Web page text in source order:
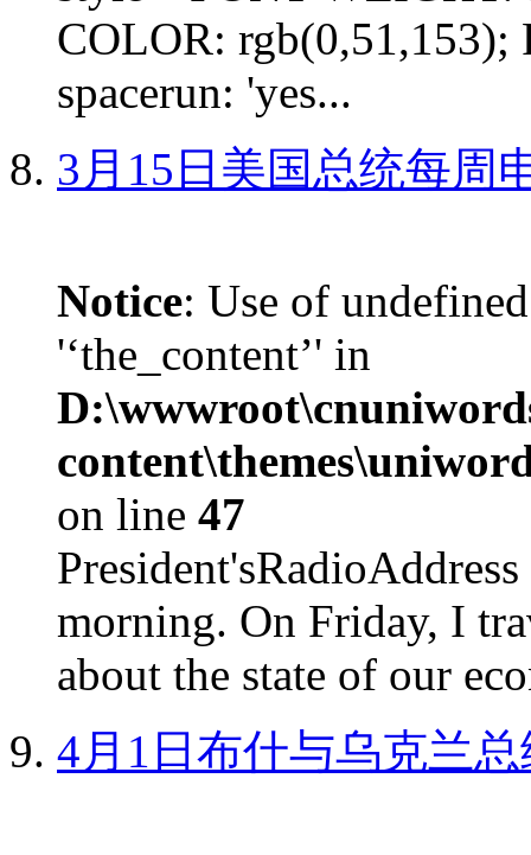
COLOR:
spacerun: 'yes...
3月15日美国总统每周
Notice: Use of
'‘the_content’' in
on line 47
morning. On Friday, I
about the state of our
4月1日布什与乌克兰